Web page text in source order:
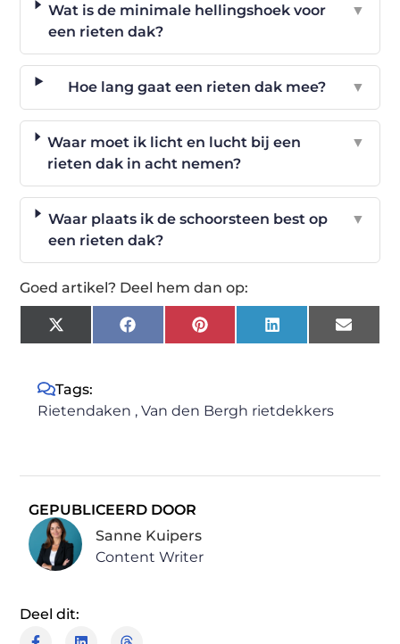
Wat is de minimale hellingshoek voor
een rieten dak?
▼
Hoe lang gaat een rieten dak mee? ▼
Waar moet ik licht en lucht bij een
rieten dak in acht nemen?
▼
Waar plaats ik de schoorsteen best op
een rieten dak?
▼
Goed artikel? Deel hem dan op:
X
(Twitter)
FacebookPinterestLinkedIn Email
Tags:
Rietendaken ,Van den Bergh rietdekkers
GEPUBLICEERD DOOR
Sanne Kuipers
Content Writer
Deel dit: